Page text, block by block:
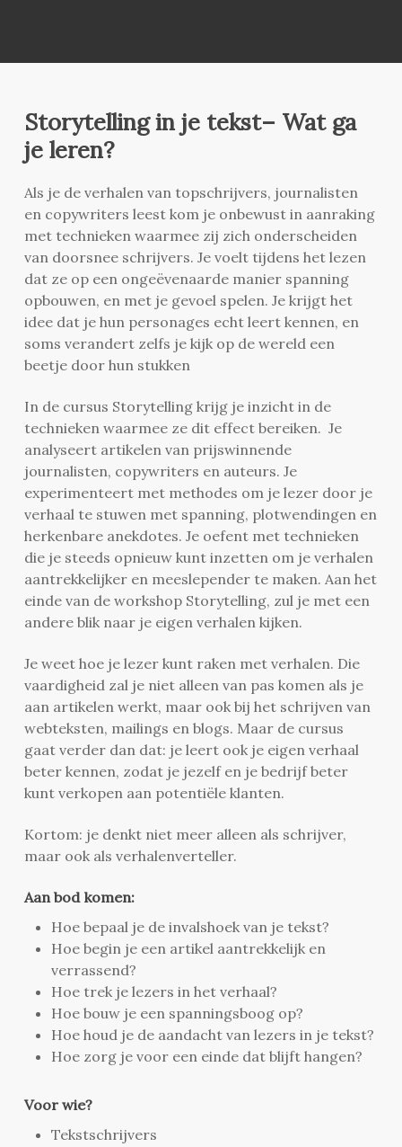
Storytelling in je tekst– Wat ga
je leren?
Als je de verhalen van topschrijvers, journalisten
en copywriters leest kom je onbewust in aanraking
met technieken waarmee zij zich onderscheiden
van doorsnee schrijvers. Je voelt tijdens het lezen
dat ze op een ongeëvenaarde manier spanning
opbouwen, en met je gevoel spelen. Je krijgt het
idee dat je hun personages echt leert kennen, en
soms verandert zelfs je kijk op de wereld een
beetje door hun stukken
In de cursus Storytelling krijg je inzicht in de
technieken waarmee ze dit effect bereiken. Je
analyseert artikelen van prijswinnende
journalisten, copywriters en auteurs. Je
experimenteert met methodes om je lezer door je
verhaal te stuwen met spanning, plotwendingen en
herkenbare anekdotes. Je oefent met technieken
die je steeds opnieuw kunt inzetten om je verhalen
aantrekkelijker en meeslepender te maken. Aan het
einde van de workshop Storytelling, zul je met een
andere blik naar je eigen verhalen kijken.
Je weet hoe je lezer kunt raken met verhalen. Die
vaardigheid zal je niet alleen van pas komen als je
aan artikelen werkt, maar ook bij het schrijven van
webteksten, mailings en blogs. Maar de cursus
gaat verder dan dat: je leert ook je eigen verhaal
beter kennen, zodat je jezelf en je bedrijf beter
kunt verkopen aan potentiële klanten.
Kortom: je denkt niet meer alleen als schrijver,
maar ook als verhalenverteller.
Aan bod komen:
Hoe bepaal je de invalshoek van je tekst?
Hoe begin je een artikel aantrekkelijk en
verrassend?
Hoe trek je lezers in het verhaal?
Hoe bouw je een spanningsboog op?
Hoe houd je de aandacht van lezers in je tekst?
Hoe zorg je voor een einde dat blijft hangen?
Voor wie?
Tekstschrijvers